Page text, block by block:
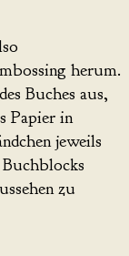
herum.
Buches aus,
Papier in
jeweils
zu